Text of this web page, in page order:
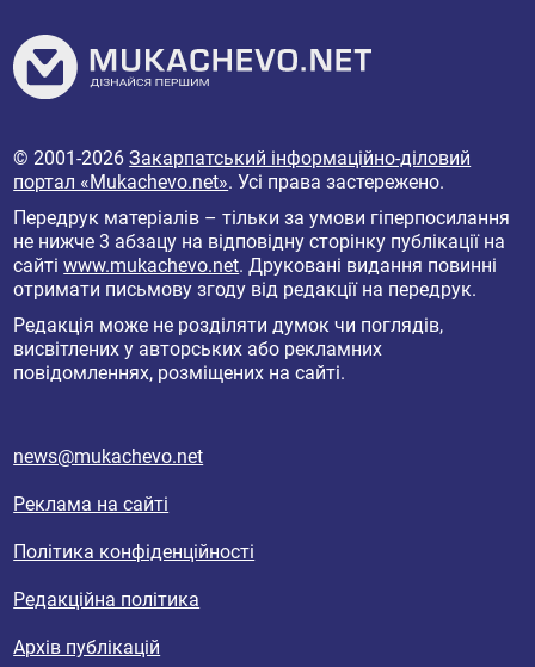
© 2001-2026Закарпатський інформаційно-діловий
портал «Mukachevo.net». Усі права застережено.
Передрук матеріалів – тільки за умови гіперпосилання
не нижче 3 абзацу на відповідну сторінку публікації на
сайтіwww.mukachevo.net. Друковані видання повинні
отримати письмову згоду від редакції на передрук.
Редакція може не розділяти думок чи поглядів,
висвітлених у авторських або рекламних
повідомленнях, розміщених на сайті.
news@mukachevo.net
Реклама на сайті
Політика конфіденційності
Редакційна політика
Архів публікацій